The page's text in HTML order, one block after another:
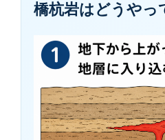
橋杭岩はどうやっ